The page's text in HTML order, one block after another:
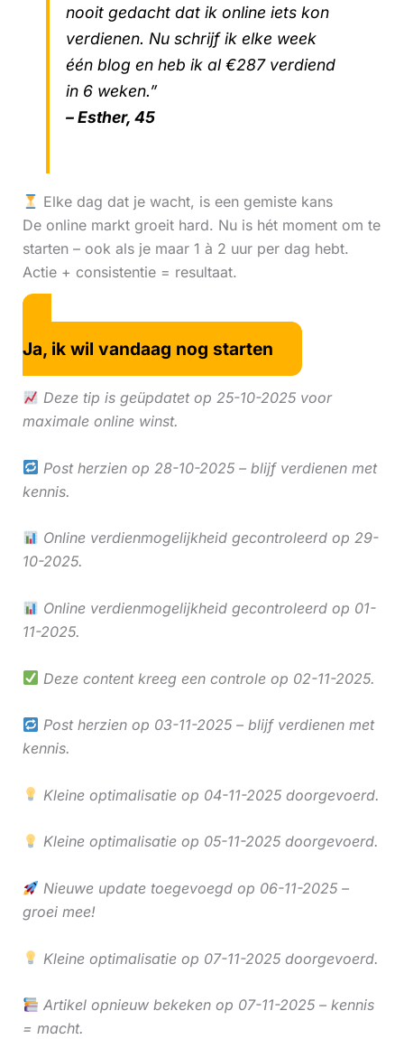
nooit gedacht dat ik online iets kon
verdienen. Nu schrijf ik elke week
één blog en heb ik al €287 verdiend
in 6 weken.”
– Esther, 45
Elke dag dat je wacht, is een gemiste kans
De online markt groeit hard. Nu is hét moment om te
starten – ook als je maar 1 à 2 uur per dag hebt.
Actie + consistentie = resultaat.
Ja, ik wil vandaag nog starten
Deze tip is geüpdatet op 25-10-2025 voor
maximale online winst.
Post herzien op 28-10-2025 – blijf verdienen met
kennis.
Online verdienmogelijkheid gecontroleerd op 29-
10-2025.
Online verdienmogelijkheid gecontroleerd op 01-
11-2025.
Deze content kreeg een controle op 02-11-2025.
Post herzien op 03-11-2025 – blijf verdienen met
kennis.
Kleine optimalisatie op 04-11-2025 doorgevoerd.
Kleine optimalisatie op 05-11-2025 doorgevoerd.
Nieuwe update toegevoegd op 06-11-2025 –
groei mee!
Kleine optimalisatie op 07-11-2025 doorgevoerd.
Artikel opnieuw bekeken op 07-11-2025 – kennis
= macht.